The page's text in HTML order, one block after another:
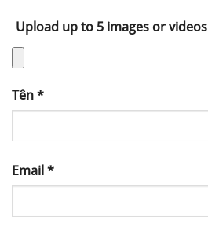
Upload up to 5 images or videos
Tên*
Email*